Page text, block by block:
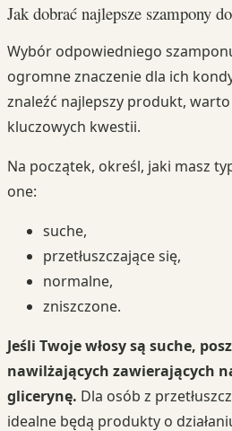
Jak dobrać najlepsze szampony
Wybór odpowiedniego
ogromne znaczenie dla ich
znaleźć najlepszy produkt,
kluczowych kwestii.
Na początek, określ, jaki masz
one:
suche,
przetłuszczające się,
normalne,
zniszczone.
Jeśli Twoje włosy są suche,
nawilżających zawierających
glicerynę. Dla osób z
idealne będą produkty o